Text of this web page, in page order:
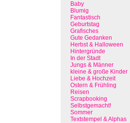
Baby
Blumig
Fantastisch
Geburtstag
Grafisches
Gute Gedanken
Herbst & Halloween
Hintergründe
In der Stadt
Jungs & Männer
kleine & große Kinder
Liebe & Hochzeit
Ostern & Frühling
Reisen
Scrapbooking
Selbstgemacht!
Sommer
Textstempel & Alphas